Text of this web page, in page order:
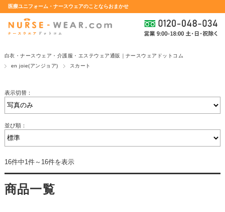
医療ユニフォーム・ナースウェアのことならおまかせ
白衣・ナースウェア・介護服・エステウェア通販｜ナースウェアドットコム
en joie(アンジョア)
スカート
表示切替：
並び順：
16件中1件～16件を表示
商品一覧